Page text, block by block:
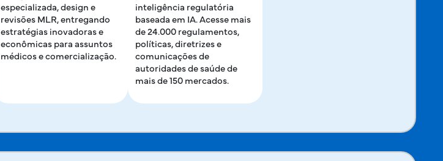
especializada, design e
revisões MLR, entregando
estratégias inovadoras e
econômicas para assuntos
médicos e comercialização.
inteligência regulatória
baseada em IA. Acesse mais
de 24.000 regulamentos,
políticas, diretrizes e
comunicações de
autoridades de saúde de
mais de 150 mercados.